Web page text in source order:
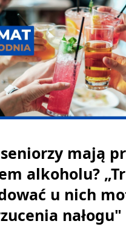
seniorzy mają
alkoholu?
u nich
nałogu"